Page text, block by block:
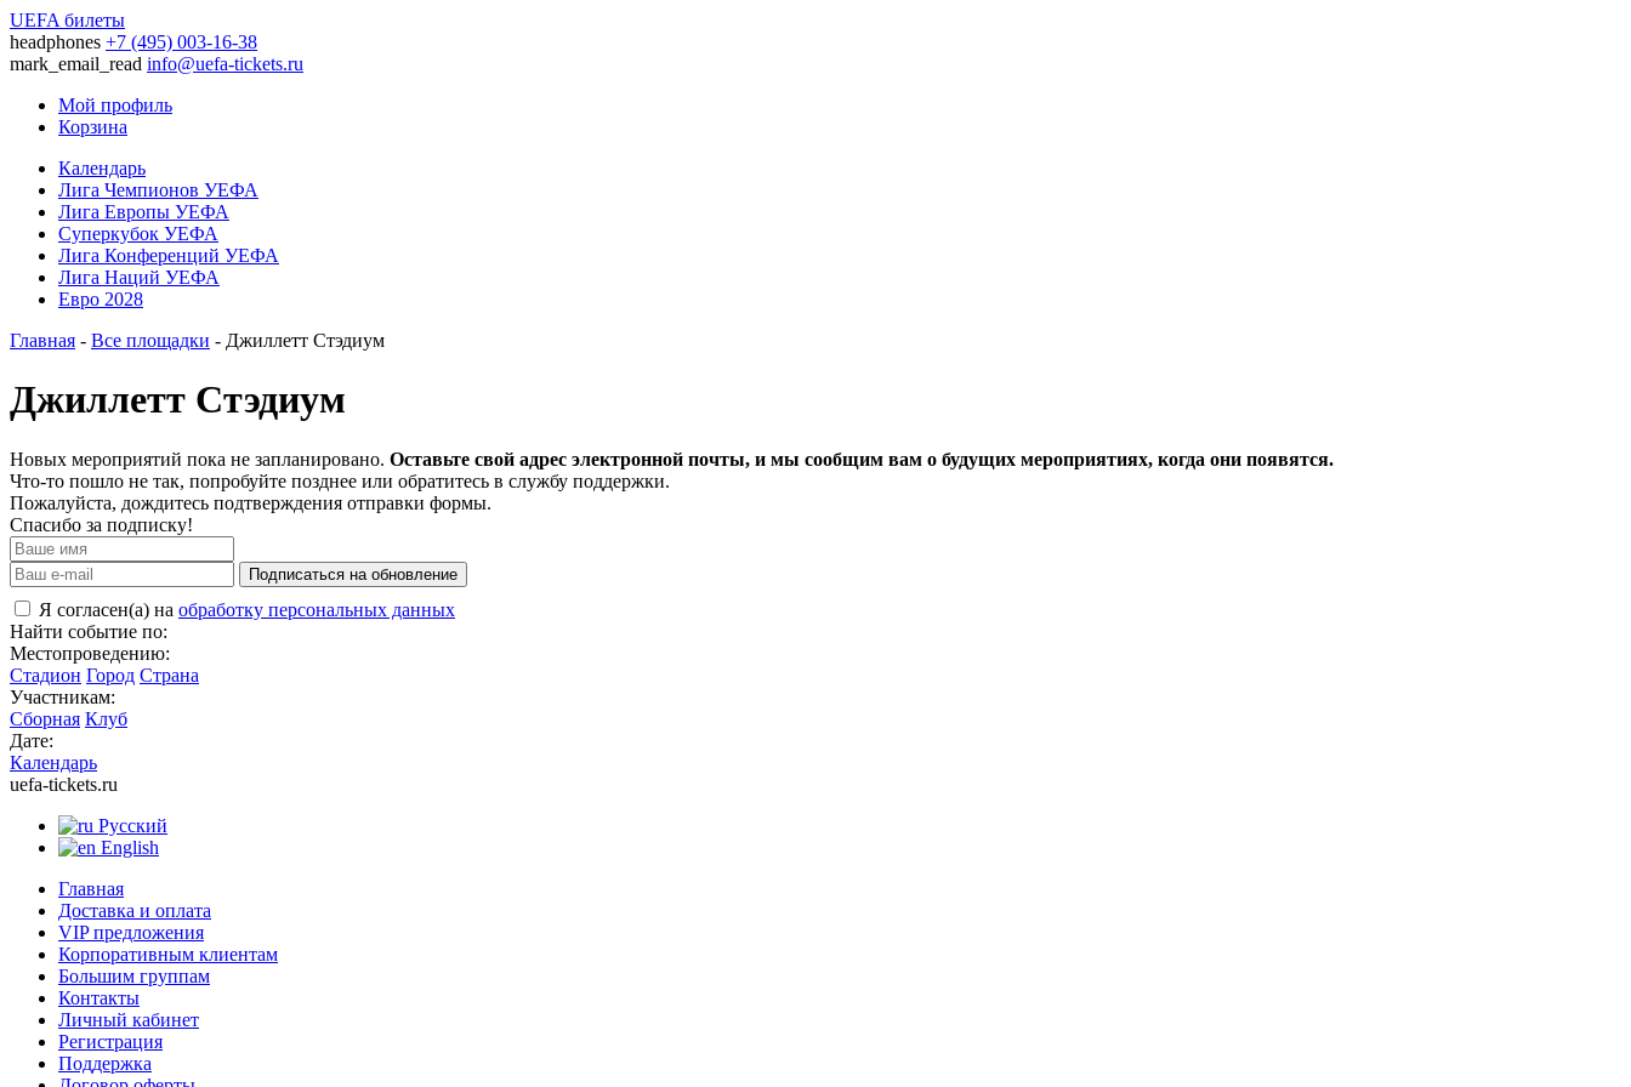
UEFA билеты
headphones +7 (495) 003-16-38
mark_email_read info@uefa-tickets.ru
Мой профиль
Корзина
Календарь
Лига Чемпионов УЕФА
Лига Европы УЕФА
Суперкубок УЕФА
Лига Конференций УЕФА
Лига Наций УЕФА
Евро 2028
Главная - Все площадки - Джиллетт Стэдиум
Джиллетт Стэдиум
Новых мероприятий пока не запланировано. Оставьте свой адрес электронной почты, и мы сообщим вам о будущих мероприятиях, когда они появятся.
Что-то пошло не так, попробуйте позднее или обратитесь в службу поддержки.
Пожалуйста, дождитесь подтверждения отправки формы.
Спасибо за подписку!
Подписаться на обновление
Я согласен(а) на обработку персональных данных
Найти событие по:
Местопроведению:
Стадион Город Страна
Участникам:
Сборная Клуб
Дате:
Календарь
uefa-tickets.ru
Русский
English
Главная
Доставка и оплата
VIP предложения
Корпоративным клиентам
Большим группам
Контакты
Личный кабинет
Регистрация
Поддержка